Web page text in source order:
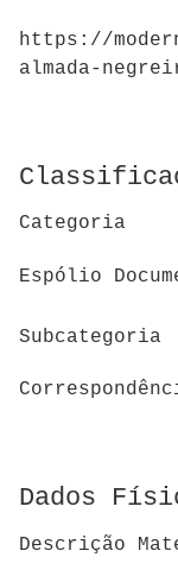
https://
almada-
Categoria
Espólio
Subcategoria
Dados
Descrição